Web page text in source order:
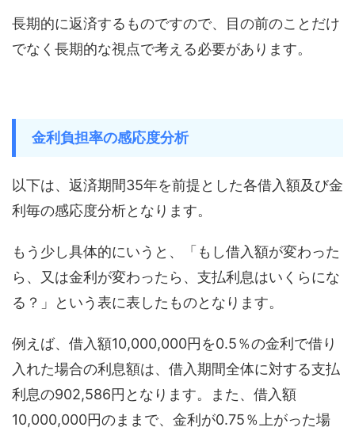
長期的に返済するものですので、目の前のことだけ
でなく長期的な視点で考える必要があります。
金利負担率の感応度分析
以下は、返済期間35年を前提とした各借入額及び金
利毎の感応度分析となります。
もう少し具体的にいうと、「もし借入額が変わった
ら、又は金利が変わったら、支払利息はいくらにな
る？」という表に表したものとなります。
例えば、借入額10,000,000円を0.5％の金利で借り
入れた場合の利息額は、借入期間全体に対する支払
利息の902,586円となります。また、借入額
10,000,000円のままで、金利が0.75％上がった場